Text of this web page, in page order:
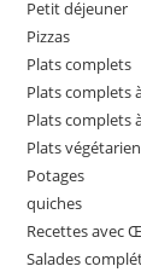
Petit déjeuner
Pizzas
Plats complets
Plats complets
Plats complets
Plats
Potages
quiches
Recettes avec
Salades